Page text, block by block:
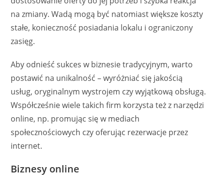
na zmiany. Wadą mogą być natomiast większe koszty
stałe, konieczność posiadania lokalu i ograniczony
zasięg.
Aby odnieść sukces w biznesie tradycyjnym, warto
postawić na unikalność – wyróżniać się jakością
usług, oryginalnym wystrojem czy wyjątkową obsługą.
Współcześnie wiele takich firm korzysta też z narzędzi
online, np. promując się w mediach
społecznościowych czy oferując rezerwacje przez
internet.
Biznesy online